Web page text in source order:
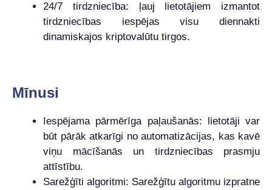
24/7 tirdzniecība: ļauj lietotājiem izmantot
tirdzniecības iespējas visu diennakti
dinamiskajos kriptovalūtu tirgos.
Mīnusi
Iespējama pārmērīga paļaušanās: lietotāji var
būt pārāk atkarīgi no automatizācijas, kas kavē
viņu mācīšanās un tirdzniecības prasmju
attīstību.
Sarežģīti algoritmi: Sarežģītu algoritmu izpratne